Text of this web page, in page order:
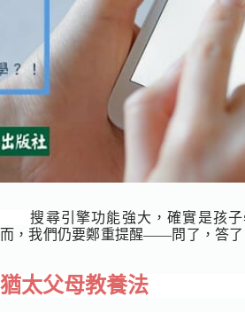
搜尋引擎功能強大，確實是孩
而，我們仍要鄭重提醒――問了，答
猶太父母教養法